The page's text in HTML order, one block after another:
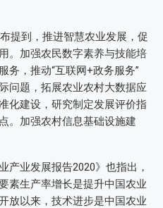
提到，推进智慧农业发展，促
。加强农民数字素养与技能培
务，推动“互联网+政务服务”
问题，拓展农业农村大数据应
化建设，研究制定发展评价指
。加强农村信息基础设施建
产业发展报告2020》也指出，
素生产率增长是提升中国农业
放以来，技术进步是中国农业